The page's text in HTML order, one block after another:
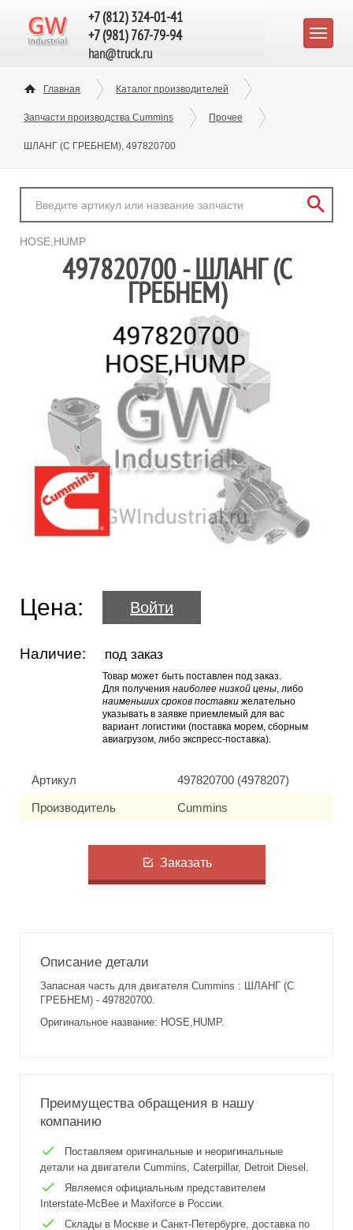
+7 (812) 324-01-41
+7 (981) 767-79-94
han@truck.ru
Главная Каталог производителей
Запчасти производства Cummins Прочее
ШЛАНГ (С ГРЕБНЕМ), 497820700
HOSE,HUMP
497820700 - ШЛАНГ (С
ГРЕБНЕМ)
Цена: Войти
Наличие: под заказ
Товар может быть поставлен под заказ.
Для получения наиболее низкой цены, либо
наименьших сроков поставки желательно
указывать в заявке приемлемый для вас
вариант логистики (поставка морем, сборным
авиагрузом, либо экспресс-поставка).
Артикул 497820700 (4978207)
Производитель Cummins
Заказать
Описание детали
Запасная часть для двигателя Cummins : ШЛАНГ (С
ГРЕБНЕМ) - 497820700.
Оригинальное название: HOSE,HUMP.
Преимущества обращения в нашу
компанию
Поставляем оригинальные и неоригинальные
детали на двигатели Cummins, Caterpillar, Detroit Diesel.
Являемся официальным представителем
Interstate-McBee и Maxiforce в России.
Склады в Москве и Санкт-Петербурге, доставка по